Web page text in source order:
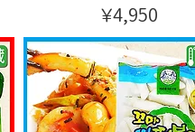
価格
￥4,950